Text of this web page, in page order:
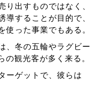
り出すものではなく、
導することが目的で、
使った事業でもある。
、冬の五輪やラグビー
観光客が多く来る。
ーゲットで、彼らは